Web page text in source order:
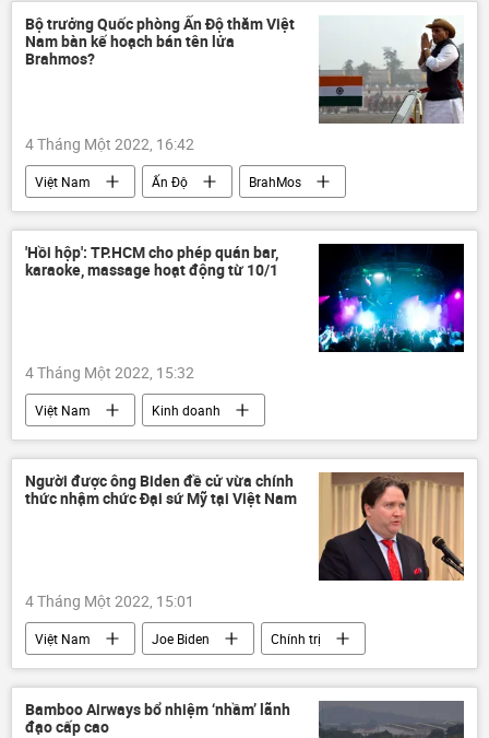
Báo chí thế giới
Bộ trưởng Quốc phòng Ấn Độ thăm Việt
Nam bàn kế hoạch bán tên lửa
Brahmos?
4 Tháng Một 2022, 16:42
Việt Nam Ấn Độ
BrahMos
Chính trị
Quân sự
'Hồi hộp': TP.HCM cho phép quán bar,
karaoke, massage hoạt động từ 10/1
4 Tháng Một 2022, 15:32
Việt Nam
Kinh doanh
Thành phố Hồ Chí Minh
Kinh tế
massage
quán bar
vũ trường
Kinh tế Việt Nam hậu Covid-19
Người được ông Biden đề cử vừa chính
thức nhậm chức Đại sứ Mỹ tại Việt Nam
4 Tháng Một 2022, 15:01
Việt Nam Joe Biden
Chính trị
Hoa Kỳ
Đại sứ quán Mỹ
Bamboo Airways bổ nhiệm ‘nhầm’ lãnh
đạo cấp cao